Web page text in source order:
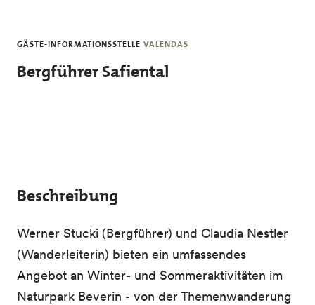
GÄSTE-INFORMATIONSSTELLE VALENDAS
Bergführer Safiental
Beschreibung
Werner Stucki (Bergführer) und Claudia Nestler
(Wanderleiterin) bieten ein umfassendes
Angebot an Winter- und Sommeraktivitäten im
Naturpark Beverin - von der Themenwanderung